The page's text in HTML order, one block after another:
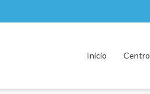
Início Centro